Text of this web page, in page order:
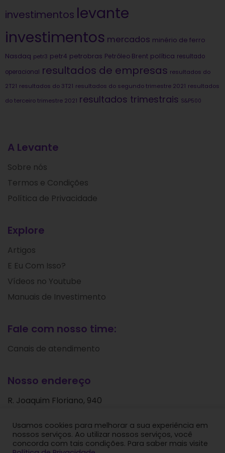
investimentos levante
investimentos mercados minério de ferro
Nasdaq petr3 petr4 petrobras Petróleo Brent política resultado
operacional resultados de empresas resultados do
2T21 resultados do 3T21 resultados do segundo trimestre 2021 resultados
do terceiro trimestre 2021 resultados trimestrais S&P500
A Levante
Sobre nós
Termos e Condições
Política de Privacidade
Explore
Artigos
E Eu Com Isso?
Vídeos no Youtube
Manuais de Investimento
Fale com nosso time:
Canais de atendimento
Nosso endereço
R. Joaquim Floriano, 940
São Paulo - SP
CEP: 04534-004
Usamos cookies para melhorar a sua experiência em
nossos serviços. Ao utilizar nossos serviços, você
concorda com tais condições. Para saber mais visite